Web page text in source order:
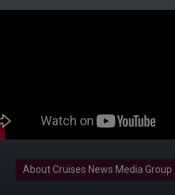
About Cruises News Media Group